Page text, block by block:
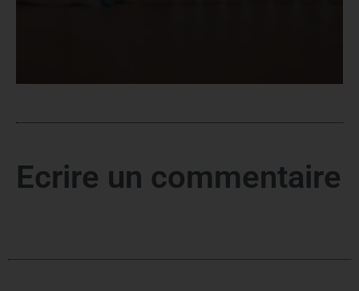
Ecrire un commentaire